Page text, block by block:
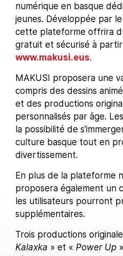
numérique en basque
jeunes. Développée par
cette plateforme offrira
gratuit et sécurisé à
www.makusi.eus.
MAKUSI proposera une
compris des dessins
et des productions
personnalisés par âge.
la possibilité de
culture basque tout en
divertissement.
En plus de la plateforme
proposera également un
les utilisateurs pourront
supplémentaires.
Trois productions
Kalaxka » et « Power Up